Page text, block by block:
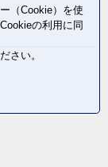
（Cookie）を使
の利用に同
さい。